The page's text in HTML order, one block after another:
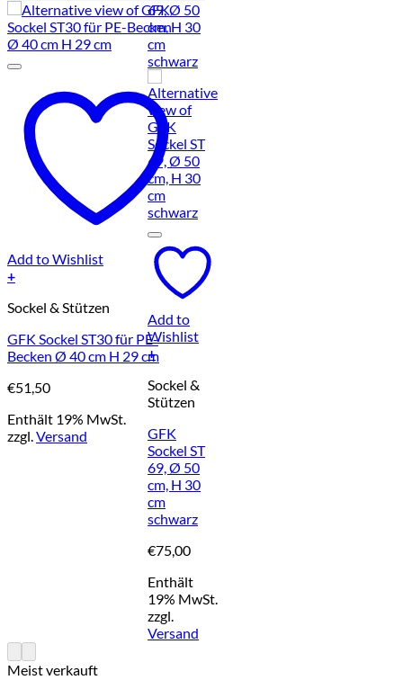
Add to Wishlist
+
Sockel & Stützen
GFK Sockel ST30 für PE-
Becken Ø 40 cm H 29 cm
€51,50
Enthält 19% MwSt.
zzgl.Versand
Add to
Wishlist
+
Sockel &
Stützen
GFK
Sockel ST
69, Ø 50
cm, H 30
cm
schwarz
€75,00
Enthält
19% MwSt.
zzgl.
Versand
Meist verkauft